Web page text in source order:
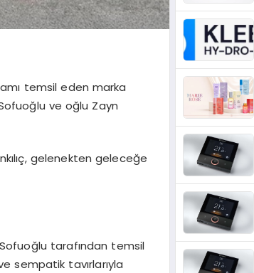
temsil eden marka
ve oğlu Zayn
gelenekten geleceğe
tarafından temsil
sempatik tavırlarıyla